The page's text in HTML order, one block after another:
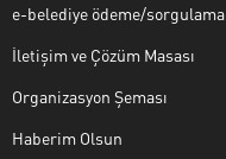
e-belediye ödeme/sorgulama
İletişim ve Çözüm Masası
Organizasyon Şeması
Haberim Olsun